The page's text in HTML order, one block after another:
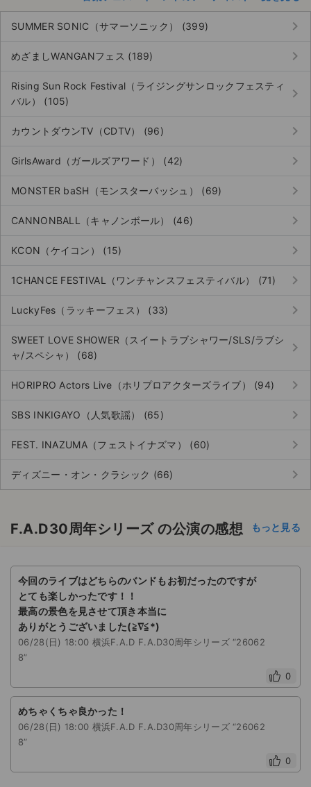
SUMMER SONIC（サマーソニック） (399) keyboard_arrow_right
めざましWANGANフェス (189) keyboard_arrow_right
Rising Sun Rock Festival（ライジングサンロックフェスティ
バル） (105)
keyboard_arrow_right
カウントダウンTV（CDTV） (96) keyboard_arrow_right
GirlsAward（ガールズアワード） (42) keyboard_arrow_right
MONSTER baSH（モンスターバッシュ） (69) keyboard_arrow_right
CANNONBALL（キャノンボール） (46) keyboard_arrow_right
KCON（ケイコン） (15) keyboard_arrow_right
1CHANCE FESTIVAL（ワンチャンスフェスティバル） (71) keyboard_arrow_right
LuckyFes（ラッキーフェス） (33) keyboard_arrow_right
SWEET LOVE SHOWER（スイートラブシャワー/SLS/ラブシ
ャ/スペシャ） (68)
keyboard_arrow_right
HORIPRO Actors Live（ホリプロアクターズライブ） (94) keyboard_arrow_right
SBS INKIGAYO（人気歌謡） (65) keyboard_arrow_right
FEST. INAZUMA（フェストイナズマ） (60) keyboard_arrow_right
ディズニー・オン・クラシック (66) keyboard_arrow_right
F.A.D30周年シリーズ の公演の感想 もっと見る
今回のライブはどちらのバンドもお初だったのですが
とても楽しかったです！！
最高の景色を見させて頂き本当に
ありがとうございました(≧∇≦*)
06/28(日) 18:00 横浜F.A.D F.A.D30周年シリーズ “26062
8”
0
めちゃくちゃ良かった！
06/28(日) 18:00 横浜F.A.D F.A.D30周年シリーズ “26062
8”
0